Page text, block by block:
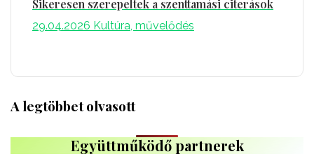
Sikeresen szerepeltek a szenttamási citerások
29.04.2026 Kultúra, művelődés
A legtöbbet olvasott
Együttműködő partnerek